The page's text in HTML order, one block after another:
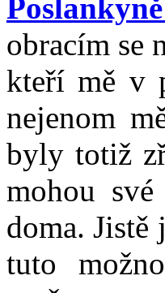
obracím se
kteří mě v
nejenom
byly totiž
mohou
doma. Jistě
tuto